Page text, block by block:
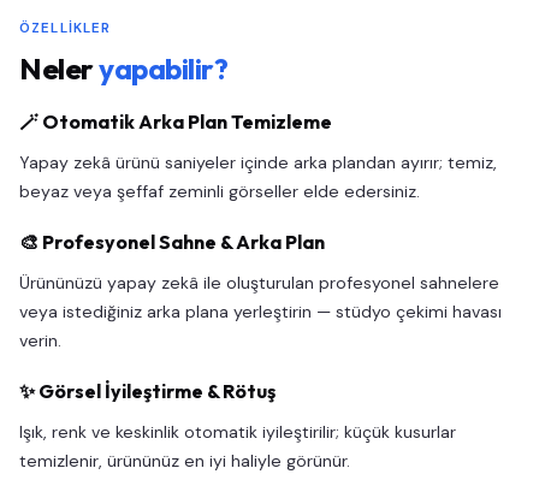
ÖZELLIKLER
Neleryapabilir?
🪄 Otomatik Arka Plan Temizleme
Yapay zekâ ürünü saniyeler içinde arka plandan ayırır; temiz,
beyaz veya şeffaf zeminli görseller elde edersiniz.
🎨 Profesyonel Sahne & Arka Plan
Ürününüzü yapay zekâ ile oluşturulan profesyonel sahnelere
veya istediğiniz arka plana yerleştirin — stüdyo çekimi havası
verin.
✨ Görsel İyileştirme & Rötuş
Işık, renk ve keskinlik otomatik iyileştirilir; küçük kusurlar
temizlenir, ürününüz en iyi haliyle görünür.